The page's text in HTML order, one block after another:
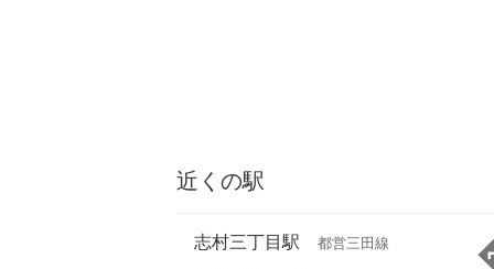
近くの駅
志村三丁目駅 都営三田線